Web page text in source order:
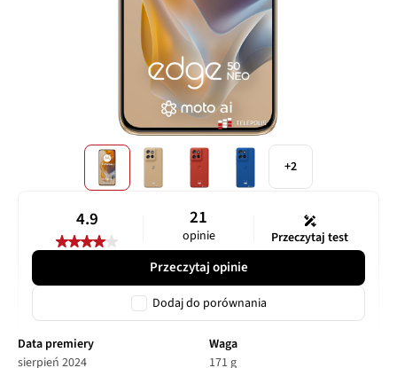
+2
4.9 21
opinie Przeczytaj test
Przeczytaj opinie
Dodaj do porównania
Data premiery
sierpień 2024
Waga
171 g